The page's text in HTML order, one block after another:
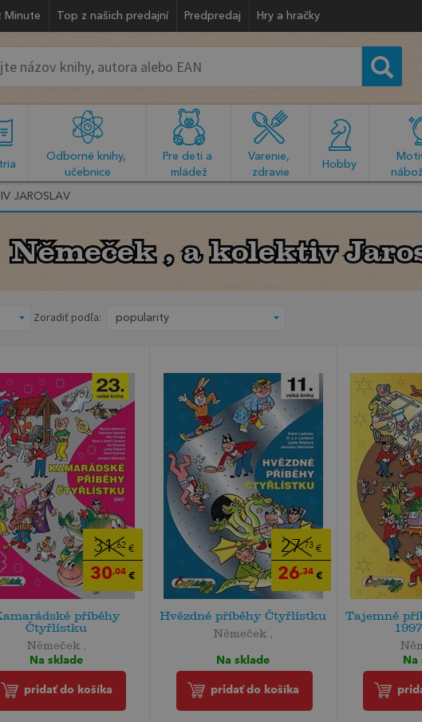
Minute Top z našich predajní Predpredaj Hry a hračky
Odborné knihy,
učebnice
Pre deti a
mládež
Varenie,
zdravie
Hobby
JAROSLAV
Němeček , a kolektiv
Němeček , a kolektiv
Zoradiť podľa:
31,62€
30,04€
příběhy
Čtyřlístku
Němeček ,
Na sklade
pridať do košíka
27,73 €
26,34 €
Hvězdné příběhy Čtyřlístku
Němeček ,
Na sklade
pridať do košíka
Tajemné
Na